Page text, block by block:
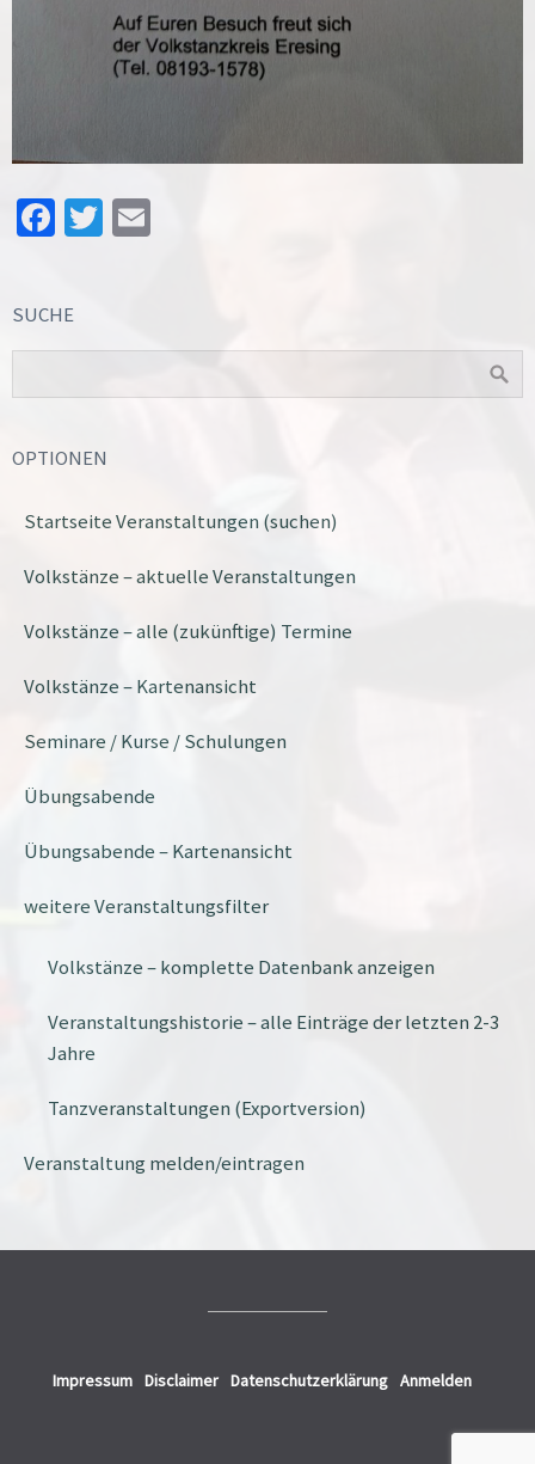
Facebook
Twitter
SUCHE
OPTIONEN
Startseite Veranstaltungen (suchen)
Volkstänze – aktuelle Veranstaltungen
Volkstänze – alle (zukünftige) Termine
Volkstänze – Kartenansicht
Seminare / Kurse / Schulungen
Übungsabende
Übungsabende – Kartenansicht
weitere Veranstaltungsfilter
Volkstänze – komplette Datenbank anzeigen
Veranstaltungshistorie – alle Einträge der letzten 2-3
Jahre
Tanzveranstaltungen (Exportversion)
Veranstaltung melden/eintragen
Impressum Disclaimer Datenschutzerklärung Anmelden